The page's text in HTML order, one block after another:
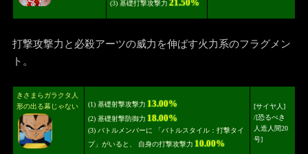
(3) 基礎打撃攻撃力 21.50%
打撃攻撃力と必殺アーツの威力を伸ばす火力系のフラグメン
ト。
きさまらガラクタ人
形の出る幕じゃない
(1) 基礎射撃攻撃力 13.00%
(2) 基礎射撃防御力 18.00%
(3) バトルメンバーに 「バトルスタイル：打撃タイ
プ」がいると、 自身の打撃攻撃力 10.00%
[サイヤ人]
/[恐るべき
人造人間20
号]